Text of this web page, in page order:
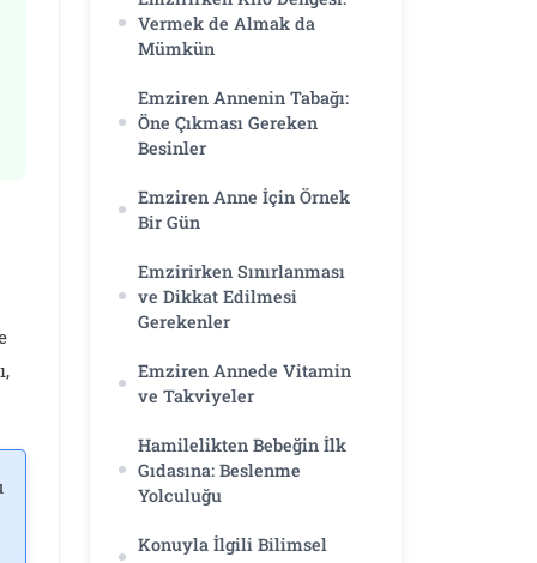
Vermek de Almak da
Mümkün
Emziren Annenin Tabağı:
Öne Çıkması Gereken
Besinler
Emziren Anne İçin Örnek
Bir Gün
Emzirirken Sınırlanması
ve Dikkat Edilmesi
Gerekenler
Emziren Annede Vitamin
ve Takviyeler
Hamilelikten Bebeğin İlk
Gıdasına: Beslenme
Yolculuğu
Konuyla İlgili Bilimsel